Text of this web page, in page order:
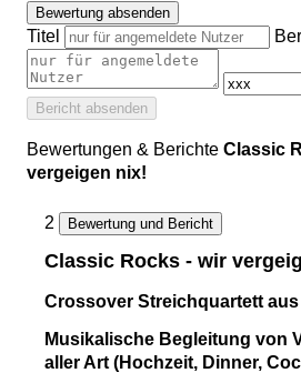
Bewertung absenden
Titel
Bericht absenden
Bewertungen & Berichte Classic
vergeigen nix!
2 Bewertung und Bericht
Classic Rocks - wir
Crossover Streichquartett
Musikalische Begleitung von
aller Art (Hochzeit, Dinner,